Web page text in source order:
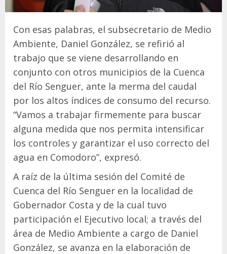
Con esas palabras, el subsecretario de Medio
Ambiente, Daniel González, se refirió al
trabajo que se viene desarrollando en
conjunto con otros municipios de la Cuenca
del Río Senguer, ante la merma del caudal
por los altos índices de consumo del recurso.
“Vamos a trabajar firmemente para buscar
alguna medida que nos permita intensificar
los controles y garantizar el uso correcto del
agua en Comodoro”, expresó.
A raíz de la última sesión del Comité de
Cuenca del Río Senguer en la localidad de
Gobernador Costa y de la cual tuvo
participación el Ejecutivo local; a través del
área de Medio Ambiente a cargo de Daniel
González, se avanza en la elaboración de